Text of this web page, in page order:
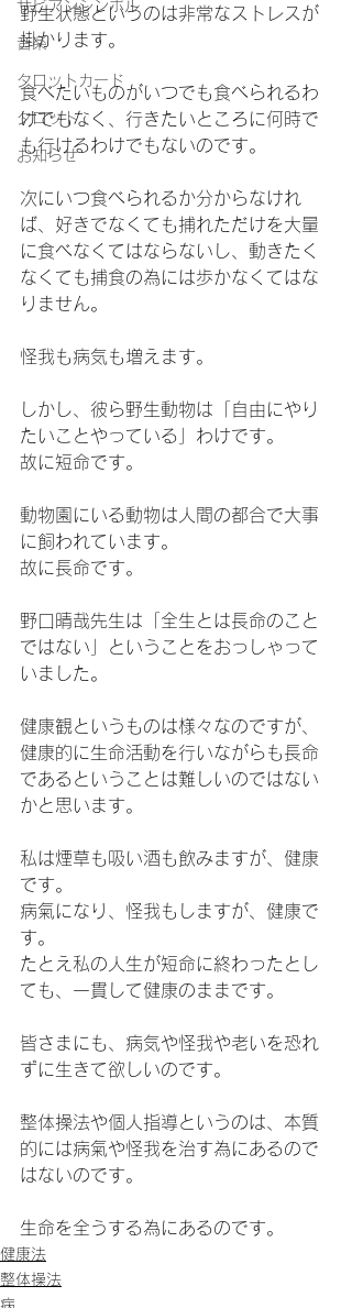
サビアンシンボル
音楽
タロットカード
タロット
お知らせ
野生状態というのは非常なストレスが
掛かります。
食べたいものがいつでも食べられるわ
けでもなく、行きたいところに何時で
も行けるわけでもないのです。
次にいつ食べられるか分からなけれ
ば、好きでなくても捕れただけを大量
に食べなくてはならないし、動きたく
なくても捕食の為には歩かなくてはな
りません。
怪我も病気も増えます。
しかし、彼ら野生動物は「自由にやり
たいことやっている」わけです。
故に短命です。
動物園にいる動物は人間の都合で大事
に飼われています。
故に長命です。
野口晴哉先生は「全生とは長命のこと
ではない」ということをおっしゃって
いました。
健康観というものは様々なのですが、
健康的に生命活動を行いながらも長命
であるということは難しいのではない
かと思います。
私は煙草も吸い酒も飲みますが、健康
です。
病氣になり、怪我もしますが、健康で
す。
たとえ私の人生が短命に終わったとし
ても、一貫して健康のままです。
皆さまにも、病気や怪我や老いを恐れ
ずに生きて欲しいのです。
整体操法や個人指導というのは、本質
的には病氣や怪我を治す為にあるので
はないのです。
生命を全うする為にあるのです。
健康法
整体操法
病